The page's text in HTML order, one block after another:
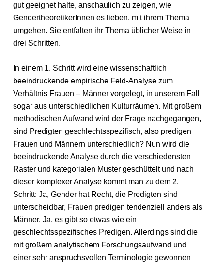
gut geeignet halte, anschaulich zu zeigen, wie
GendertheoretikerInnen es lieben, mit ihrem Thema
umgehen. Sie entfalten ihr Thema üblicher Weise in
drei Schritten.
In einem 1. Schritt wird eine wissenschaftlich
beeindruckende empirische Feld-Analyse zum
Verhältnis Frauen – Männer vorgelegt, in unserem Fall
sogar aus unterschiedlichen Kulturräumen. Mit großem
methodischen Aufwand wird der Frage nachgegangen,
sind Predigten geschlechtsspezifisch, also predigen
Frauen und Männern unterschiedlich? Nun wird die
beeindruckende Analyse durch die verschiedensten
Raster und kategorialen Muster geschüttelt und nach
dieser komplexer Analyse kommt man zu dem 2.
Schritt: Ja, Gender hat Recht, die Predigten sind
unterscheidbar, Frauen predigen tendenziell anders als
Männer. Ja, es gibt so etwas wie ein
geschlechtsspezifisches Predigen. Allerdings sind die
mit großem analytischem Forschungsaufwand und
einer sehr anspruchsvollen Terminologie gewonnen